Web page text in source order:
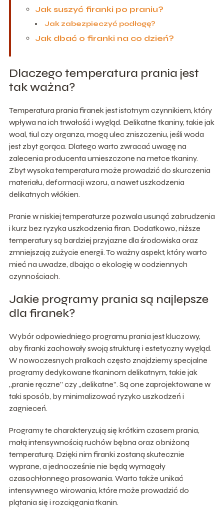
Jak suszyć firanki po praniu?
Jak zabezpieczyć podłogę?
Jak dbać o firanki na co dzień?
Dlaczego temperatura prania jest
tak ważna?
Temperatura prania firanek jest istotnym czynnikiem, który
wpływa na ich trwałość i wygląd. Delikatne tkaniny, takie jak
woal, tiul czy organza, mogą ulec zniszczeniu, jeśli woda
jest zbyt gorąca. Dlatego warto zwracać uwagę na
zalecenia producenta umieszczone na metce tkaniny.
Zbyt wysoka temperatura może prowadzić do skurczenia
materiału, deformacji wzoru, a nawet uszkodzenia
delikatnych włókien.
Pranie w niskiej temperaturze pozwala usunąć zabrudzenia
i kurz bez ryzyka uszkodzenia firan. Dodatkowo, niższe
temperatury są bardziej przyjazne dla środowiska oraz
zmniejszają zużycie energii. To ważny aspekt, który warto
mieć na uwadze, dbając o ekologię w codziennych
czynnościach.
Jakie programy prania są najlepsze
dla firanek?
Wybór odpowiedniego programu prania jest kluczowy,
aby firanki zachowały swoją strukturę i estetyczny wygląd.
W nowoczesnych pralkach często znajdziemy specjalne
programy dedykowane tkaninom delikatnym, takie jak
„pranie ręczne” czy „delikatne”. Są one zaprojektowane w
taki sposób, by minimalizować ryzyko uszkodzeń i
zagnieceń.
Programy te charakteryzują się krótkim czasem prania,
małą intensywnością ruchów bębna oraz obniżoną
temperaturą. Dzięki nim firanki zostaną skutecznie
wyprane, a jednocześnie nie będą wymagały
czasochłonnego prasowania. Warto także unikać
intensywnego wirowania, które może prowadzić do
plątania się i rozciągania tkanin.